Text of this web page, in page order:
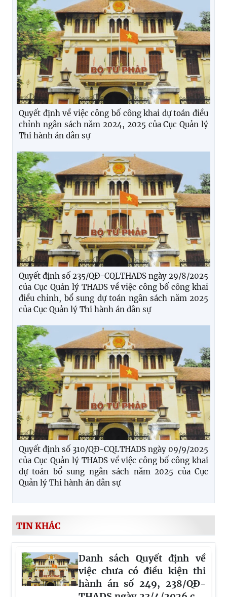
Quyết định về việc công bố công khai dự toán điều
chỉnh ngân sách năm 2024, 2025 của Cục Quản lý
Thi hành án dân sự
Quyết định số 235/QĐ-CQLTHADS ngày 29/8/2025
của Cục Quản lý THADS về việc công bố công khai
điều chỉnh, bổ sung dự toán ngân sách năm 2025
của Cục Quản lý Thi hành án dân sự
Quyết định số 310/QĐ-CQLTHADS ngày 09/9/2025
của Cục Quản lý THADS về việc công bố công khai
dự toán bổ sung ngân sách năm 2025 của Cục
Quản lý Thi hành án dân sự
TIN KHÁC
Danh sách Quyết định về
việc chưa có điều kiện thi
hành án số 249, 238/QĐ-